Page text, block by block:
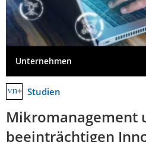
Unternehmen
Studien
Mikromanagement
beeinträchtigen